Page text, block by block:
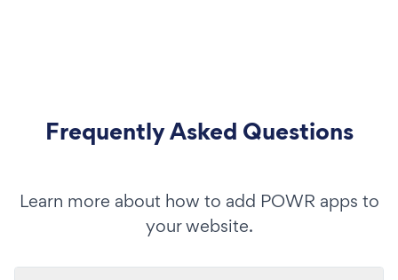
Frequently Asked Questions
Learn more about how to add POWR apps to
your website.